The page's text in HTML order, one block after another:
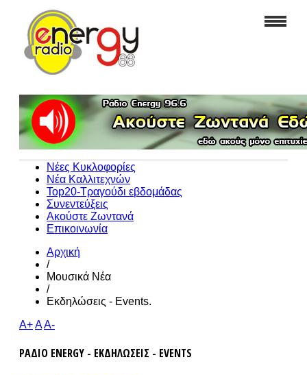
Νέες Κυκλοφορίες
Νέα Καλλιτεχνών
Top20-Τραγούδι εβδομάδας
Συνεντεύξεις
Ακούστε Ζωντανά
Επικοινωνία
Αρχική
/
Μουσικά Νέα
/
Εκδηλώσεις - Events.
A+AA-
ΡΑΔΙΟ ENERGY - ΕΚΔΗΛΩΣΕΙΣ - EVENTS